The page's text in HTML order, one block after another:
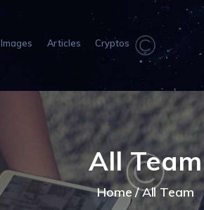
Images Articles Cryptos
All Team
Home All Team
ABOUT US
ARTICLES
CRYPTOS